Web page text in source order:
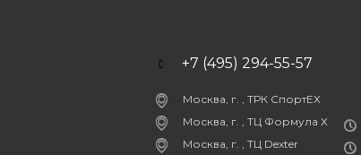
+7 (495) 294-55-57
Москва, г. , ТРК СпортЕХ
Москва, г. , ТЦ Формула Х
Москва, г. , ТЦ Dexter